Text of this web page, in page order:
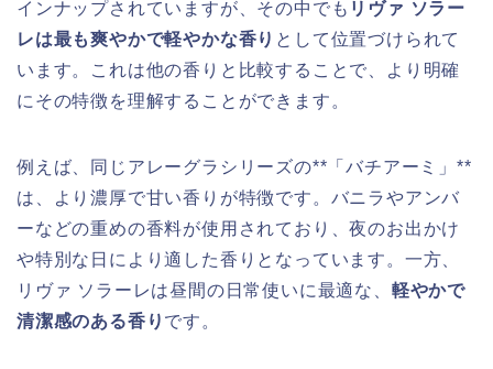
インナップされていますが、その中でも リヴァ ソラー
レは最も爽やかで軽やかな香り として位置づけられて
います。これは他の香りと比較することで、より明確
にその特徴を理解することができます。
例えば、同じアレーグラシリーズの**「バチアーミ」**
は、より濃厚で甘い香りが特徴です。バニラやアンバ
ーなどの重めの香料が使用されており、夜のお出かけ
や特別な日により適した香りとなっています。一方、
リヴァ ソラーレは昼間の日常使いに最適な、 軽やかで
清潔感のある香り です。